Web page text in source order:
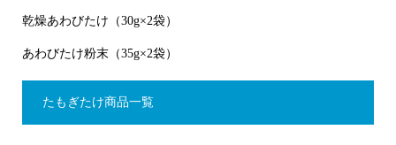
乾燥あわびたけ（30g×2袋）
あわびたけ粉末（35g×2袋）
たもぎたけ商品一覧